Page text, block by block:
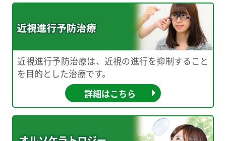
近視進行予防治療は、近視の進行を抑制すること
を目的とした治療です。
詳細はこちら